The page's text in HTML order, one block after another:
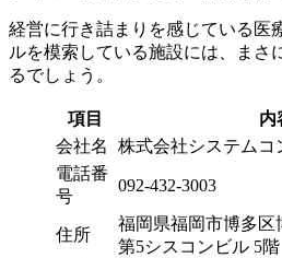
経営に行き詰まりを感じている医
ルを模索している施設には、まさ
るでしょう。
項目
内
会社名
株式会社システムコ
電話番
号
092-432-3003
住所
福岡県福岡市博多区
第5シスコンビル 5階